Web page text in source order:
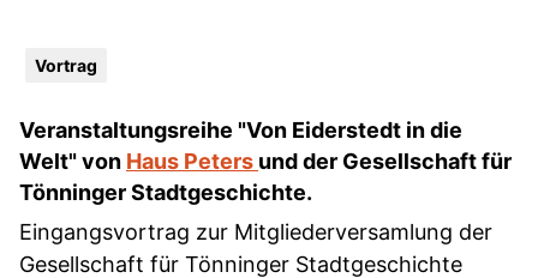
Vortrag
Veranstaltungsreihe "Von Eiderstedt in die
Welt" von Haus Peters und der Gesellschaft für
Tönninger Stadtgeschichte.
Eingangsvortrag zur Mitgliederversamlung der
Gesellschaft für Tönninger Stadtgeschichte